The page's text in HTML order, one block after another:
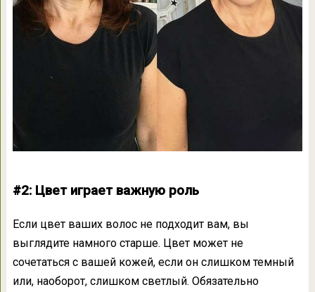
#2: Цвет играет важную роль
Если цвет ваших волос не подходит вам, вы
выглядите намного старше. Цвет может не
сочетаться с вашей кожей, если он слишком темный
или, наоборот, слишком светлый. Обязательно